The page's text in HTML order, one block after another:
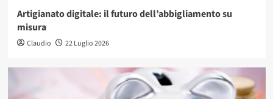
Artigianato digitale: il futuro dell’abbigliamento su
misura
Claudio 22 Luglio 2026